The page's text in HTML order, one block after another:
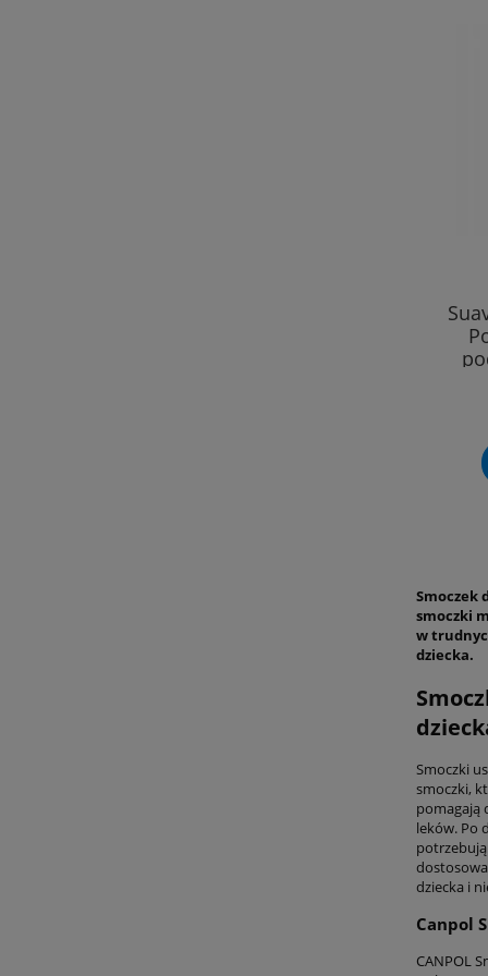
Smoczek
smoczki
w
dziecka.
Smoczki
smoczki,
pomagają
leków. Po
dziecka i
Canpol
CANPOL